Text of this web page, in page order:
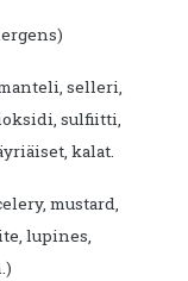
selleri,
sulfiitti,
kalat.
mustard,
lupines,